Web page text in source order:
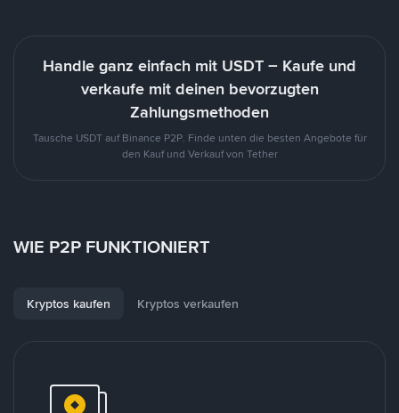
Handle ganz einfach mit USDT – Kaufe und
verkaufe mit deinen bevorzugten
Zahlungsmethoden
Tausche USDT auf Binance P2P. Finde unten die besten Angebote für
den Kauf und Verkauf von Tether
WIE P2P FUNKTIONIERT
Kryptos kaufen Kryptos verkaufen